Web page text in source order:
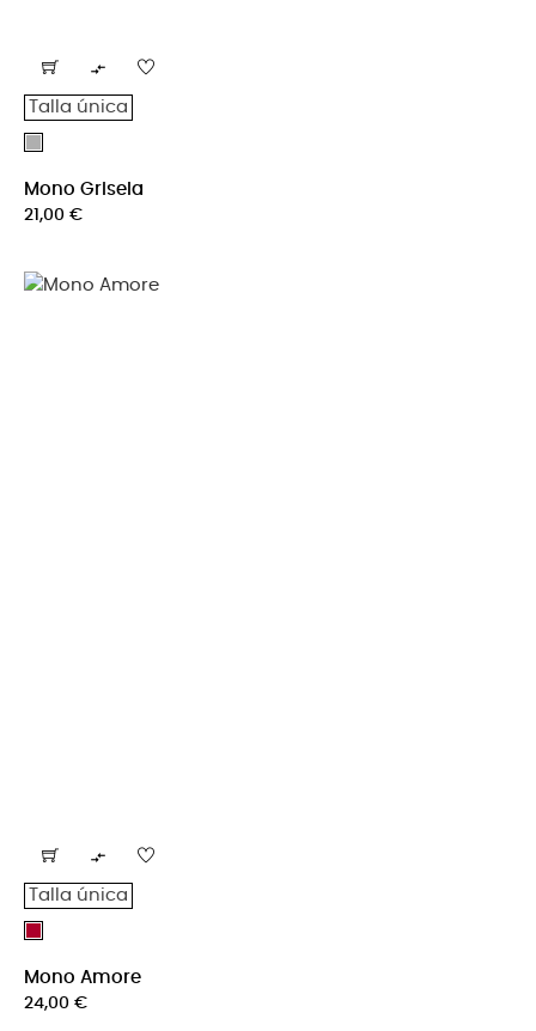

Talla única
Gris
Mono Grisela
Precio
21,00 €

Talla única
Burdeos
Mono Amore
Precio
24,00 €